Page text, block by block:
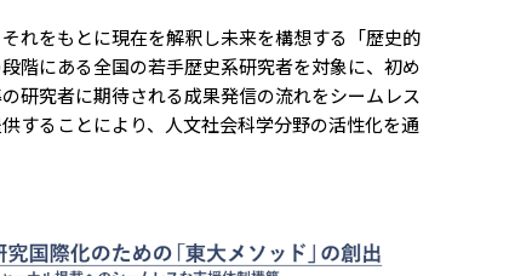
れをもとに現在を解釈し未来を構想する「歴史的
階にある全国の若手歴史系研究者を対象に、初め
研究者に期待される成果発信の流れをシームレス
することにより、人文社会科学分野の活性化を通